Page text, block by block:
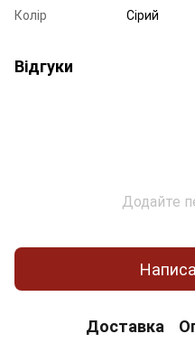
Колір
Сірий
Відгуки
Додайте
Доставка